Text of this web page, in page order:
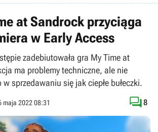
at Sandrock przyciąga
w Early Access
zadebiutowała gra My Time at
ma problemy techniczne, ale nie
sprzedawaniu się jak ciepłe bułeczki.
maja 2022 08:31 8